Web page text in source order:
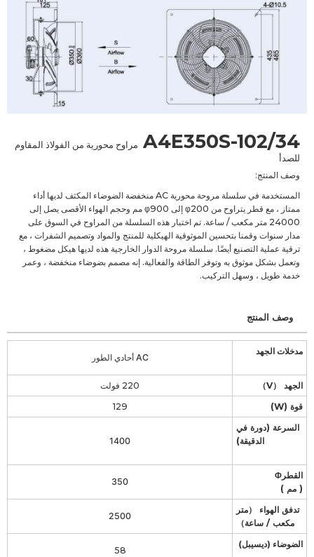
A4E350S-102/34 مراوح محورية من الفولاذ المقاوم
للصدأ
وصف المنتج:
المستخدمة في سلسلة مروحة محورية AC منخفضة الضوضاء المكثف لديها أداء
ممتاز ، مع قطر يتراوح من φ200 إلى φ900 مم وحجم الهواء الأقصى يصل إلى
24000 متر مكعب / ساعة. تم اختبار هذه السلسلة من المراوح في السوق على
مدار سنوات وقمنا بتحسين الموثوقية الهيكلية للمنتج والمواد وتصميم الشفرات ، مع
ترقية عملية التصنيع أيضًا. سلسلة مروحة الدوار الخارجية هذه لديها هيكل مضغوط ،
وتعمل بشكل موثوق به وتوفر الطاقة والفعالية. إنه مصمم بضوضاء منخفضة ، وعمر
خدمة طويل ، وسهل التركيب.
وصف المنتج
مدخلات الجهد
AC أحادي الطور
الجهد （V）
220 فولت
قوة (W)
129
السرعة (دورة في
الدقيقة)
1400
القطرΦ
( مم )
350
تدفق الهواء （متر
مكعب / ساعة）
2500
الضوضاء (ديسيبل)
58